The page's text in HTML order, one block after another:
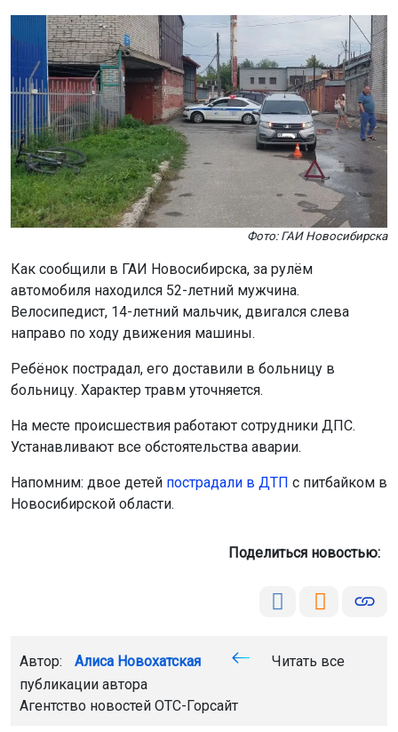
Фото: ГАИ Новосибирска
Как сообщили в ГАИ Новосибирска, за рулём
автомобиля находился 52-летний мужчина.
Велосипедист, 14-летний мальчик, двигался слева
направо по ходу движения машины.
Ребёнок пострадал, его доставили в больницу в
больницу. Характер травм уточняется.
На месте происшествия работают сотрудники ДПС.
Устанавливают все обстоятельства аварии.
Напомним: двое детей пострадали в ДТП с питбайком в
Новосибирской области.
Поделиться новостью:
Автор: Алиса Новохатская
Читать все
публикации автора
Агентство новостей ОТС-Горсайт